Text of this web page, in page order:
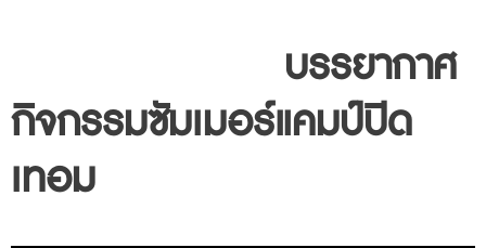
บรรยากาศ
กิจกรรมซัมเมอร์แคมป์ปิด
เทอม